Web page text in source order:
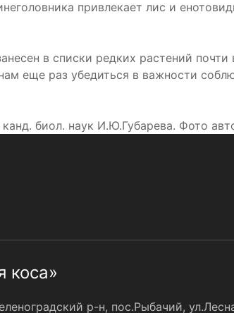
привлекает лис и
в списки редких растений почти
еще раз убедиться в важности
биол. наук И.Ю.Губарева. Фото
коса»
р-н, пос.Рыбачий,